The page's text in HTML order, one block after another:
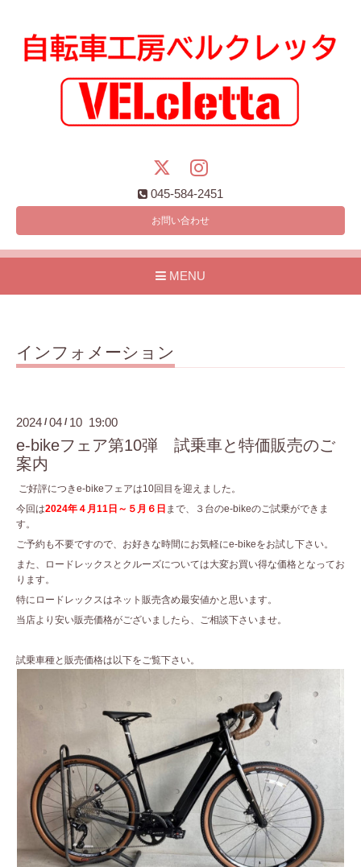
045-584-2451
お問い合わせ
MENU
インフォメーション
2024 /04 / 10 19:00
e-bikeフェア第10弾 試乗車と特価販売のご
案内
ご好評につきe-bikeフェアは10回目を迎えました。
今回は2024年４月11日～５月６日 まで、３台のe-bikeのご試乗ができま
す。
ご予約も不要ですので、お好きな時間にお気軽にe-bikeをお試し下さい。
また、ロードレックスとクルーズについては大変お買い得な価格となってお
ります。
特にロードレックスはネット販売含め最安値かと思います。
当店より安い販売価格がございましたら、ご相談下さいませ。
試乗車種と販売価格は以下をご覧下さい。